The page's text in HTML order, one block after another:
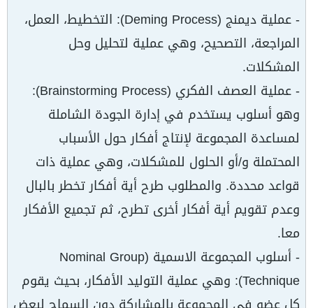
- عملية ديمنج (Deming Process): التخطيط، العمل،
المراجعة، التصحيح، وهي عملية لتحليل وحل
المشكلات.
- عملية العصف الفكري (Brainstorming Process):
وهو أسلوب يستخدم في إدارة الجودة الشاملة
لمساعدة المجموعة لإنتاج أفكار حول الأسباب
المحتملة و/أو الحلول للمشكلات، وهي عملية ذات
قواعد محددة. والمطلوب طرح أية أفكار تخطر بالبال
وعدم تقويم أية أفكار أخرى تطرح، ثم تجميع الأفكار
معا.
- أسلوب المجموعة الاسمية (Nominal Group
Technique): وهي عملية التوليد الأفكار، بحيث يقوم